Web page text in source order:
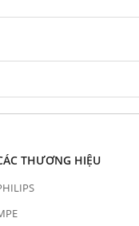
THƯƠNG HIỆU